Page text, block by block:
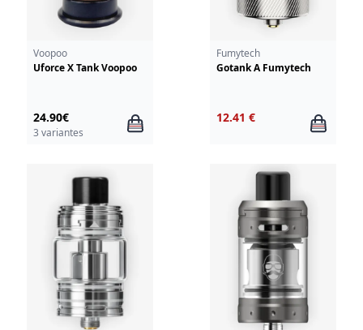
Voopoo
Uforce X Tank Voopoo
24.90€
3 variantes
Fumytech
Gotank A Fumytech
12.41 €